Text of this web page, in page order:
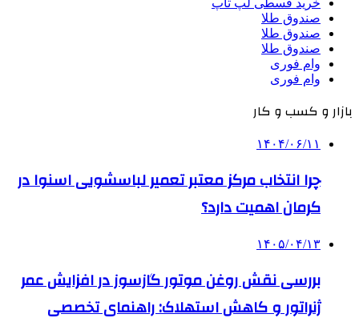
خرید قسطی لپ تاپ
صندوق طلا
صندوق طلا
صندوق طلا
وام فوری
وام فوری
بازار و کسب و کار
۱۴۰۴/۰۶/۱۱
چرا انتخاب مرکز معتبر تعمیر لباسشویی اسنوا در
کرمان اهمیت دارد؟
۱۴۰۵/۰۴/۱۳
بررسی نقش روغن موتور گازسوز در افزایش عمر
ژنراتور و کاهش استهلاک: راهنمای تخصصی